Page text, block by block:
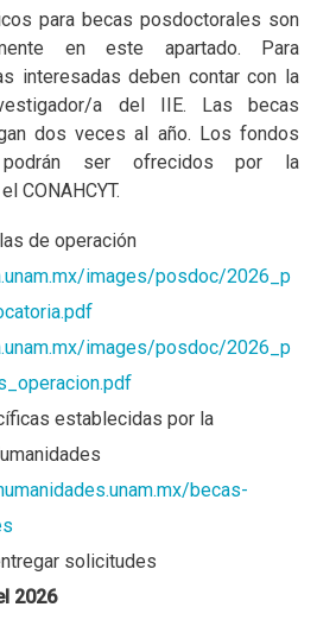
para becas posdoctorales son
en este apartado. Para
interesadas deben contar con la
a del IIE. Las becas
dos veces al año. Los fondos
ser ofrecidos por la
CONAHCYT.
de operación
images/posdoc/2026_p
images/posdoc/2026_p
establecidas por la
becas-
solicitudes
2026